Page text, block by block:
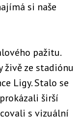
si naše
pažitu.
živě ze stadiónu
Ligy. Stalo se
širší
s vizuální